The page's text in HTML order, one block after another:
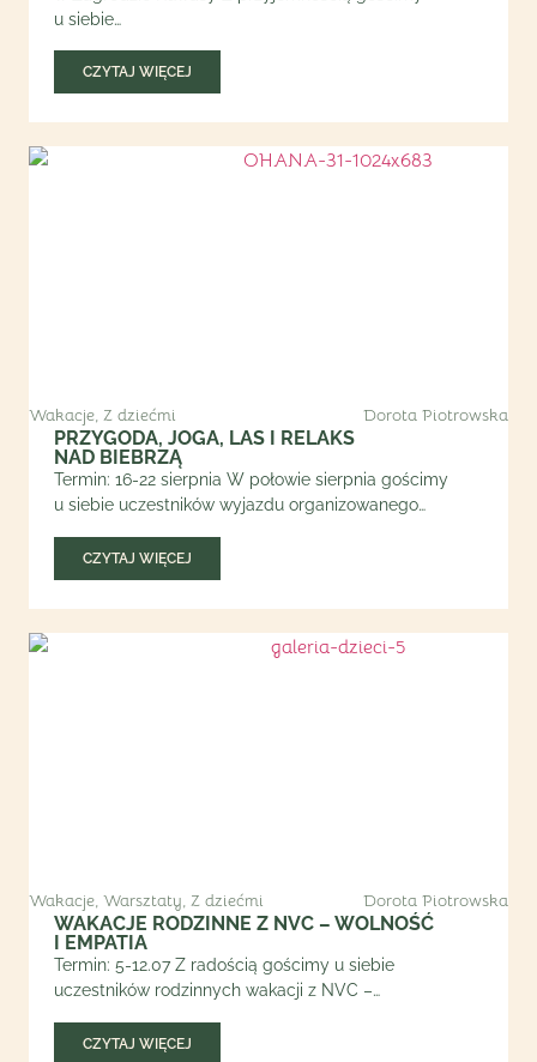
u siebie…
CZYTAJ WIĘCEJ
Wakacje, Z dziećmi Dorota Piotrowska
PRZYGODA, JOGA, LAS I RELAKS
NAD BIEBRZĄ
Termin: 16-22 sierpnia W połowie sierpnia gościmy
u siebie uczestników wyjazdu organizowanego…
CZYTAJ WIĘCEJ
Wakacje, Warsztaty, Z dziećmi Dorota Piotrowska
WAKACJE RODZINNE Z NVC – WOLNOŚĆ
I EMPATIA
Termin: 5-12.07 Z radością gościmy u siebie
uczestników rodzinnych wakacji z NVC –…
CZYTAJ WIĘCEJ